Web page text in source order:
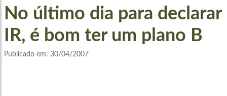
No último dia para declarar
IR, é bom ter um plano B
Publicado em: 30/04/2007